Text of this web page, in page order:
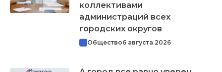
коллективами
администраций всех
городских округов
Общество6 августа 2026